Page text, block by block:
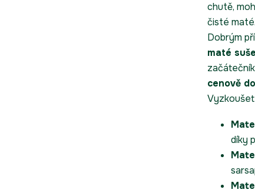
chutě,
čisté maté.
Dobrým
maté
cenově
díky